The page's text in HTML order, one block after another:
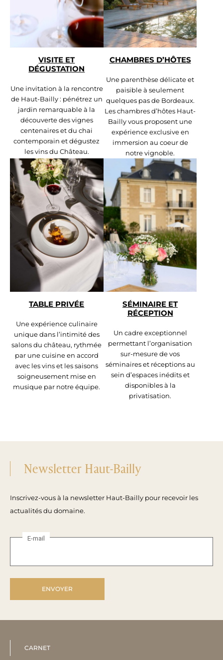
VISITE ET
DÉGUSTATION
Une invitation à la rencontre
de Haut-Bailly : pénétrez un
jardin remarquable à la
découverte des vignes
centenaires et du chai
contemporain et dégustez
les vins du Château.
CHAMBRES D’HÔTES
Une parenthèse délicate et
paisible à seulement
quelques pas de Bordeaux.
Les chambres d’hôtes Haut-
Bailly vous proposent une
expérience exclusive en
immersion au coeur de
notre vignoble.
TABLE PRIVÉE
Une expérience culinaire
unique dans l’intimité des
salons du château, rythmée
par une cuisine en accord
avec les vins et les saisons
soigneusement mise en
musique par notre équipe.
SÉMINAIRE ET
RÉCEPTION
Un cadre exceptionnel
permettant l’organisation
sur-mesure de vos
séminaires et réceptions au
sein d’espaces inédits et
disponibles à la
privatisation.
Newsletter Haut-Bailly
Inscrivez-vous à la newsletter Haut-Bailly pour recevoir les
actualités du domaine.
E-mail
CARNET